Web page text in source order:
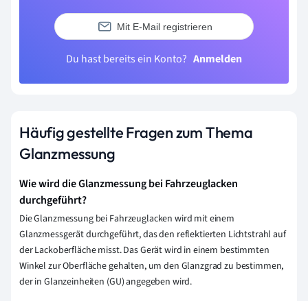
Mit E-Mail registrieren
Du hast bereits ein Konto? Anmelden
Häufig gestellte Fragen zum Thema
Glanzmessung
Wie wird die Glanzmessung bei Fahrzeuglacken
durchgeführt?
Die Glanzmessung bei Fahrzeuglacken wird mit einem
Glanzmessgerät durchgeführt, das den reflektierten Lichtstrahl auf
der Lackoberfläche misst. Das Gerät wird in einem bestimmten
Winkel zur Oberfläche gehalten, um den Glanzgrad zu bestimmen,
der in Glanzeinheiten (GU) angegeben wird.